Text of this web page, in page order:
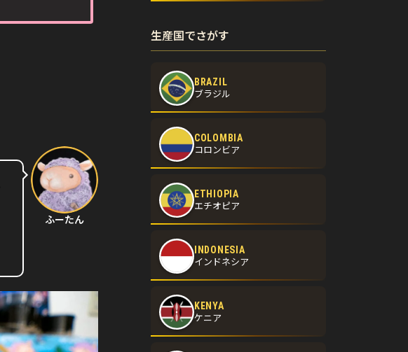
ふーたん
生産国でさがす
BRAZIL
ブラジル
COLOMBIA
コロンビア
ETHIOPIA
エチオピア
INDONESIA
インドネシア
KENYA
ケニア